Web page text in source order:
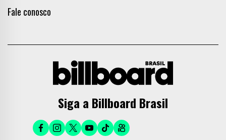
Fale conosco
Siga a Billboard Brasil